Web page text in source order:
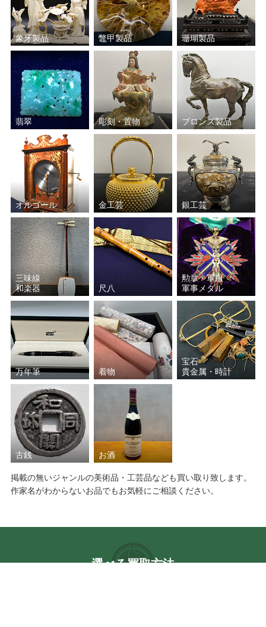
中島 千波 川合 玉堂
横山 大観
象牙製品 鼈甲製品 珊瑚製品
翡翠 彫刻・置物 ブロンズ製品
オルゴール 金工芸 銀工芸
三味線
和楽器
尺八
勲章・軍服
軍事メダル
万年筆 着物
宝石
貴金属・時計
古銭 お酒
掲載の無いジャンルの美術品・工芸品なども買い取り致します。
作家名がわからないお品でもお気軽にご相談ください。
選べる買取方法